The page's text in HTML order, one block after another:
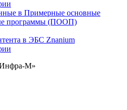
в Примерные основные
программы (ПООП)
в ЭБС Znanium
М»